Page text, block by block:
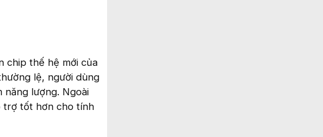
chip thế hệ mới của
lệ, người dùng
năng lượng. Ngoài
trợ tốt hơn cho tính